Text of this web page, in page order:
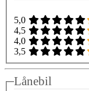
5,0
4,5
4,0
3,5
Lånebil